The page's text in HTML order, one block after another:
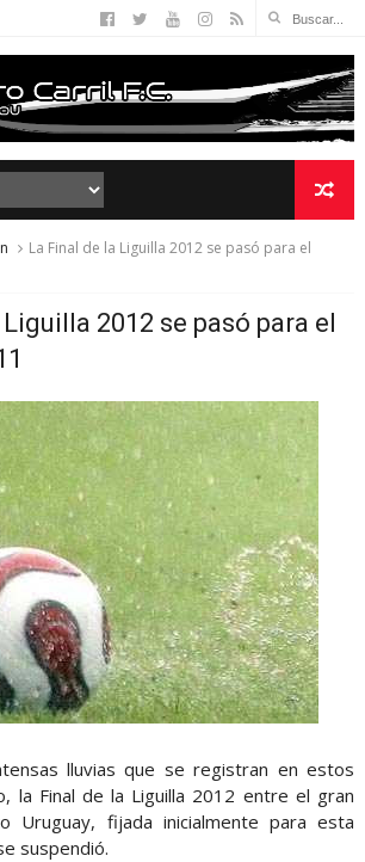
La Final de la Liguilla 2012 se pasó para el
2012 se pasó para el
lluvias que se registran en estos
la Final de la Liguilla 2012 entre el gran
Uruguay, fijada inicialmente para esta
suspendió.